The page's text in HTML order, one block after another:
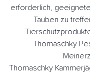
erforderlich,
Tauben zu
Thomaschky
Thomaschky